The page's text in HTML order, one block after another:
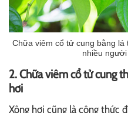
Chữa viêm cổ tử cung bằng
nhiều
2. Chữa viêm cổ tử cung
hơi
Xông hơi cũng là công thức